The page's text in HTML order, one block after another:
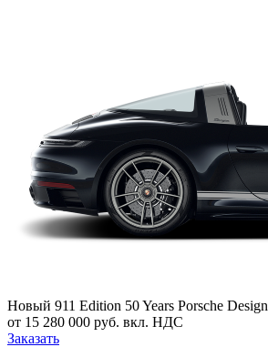
Новый 911 Edition 50 Years Porsche Design
от 15 280 000 руб. вкл. НДС
Заказать